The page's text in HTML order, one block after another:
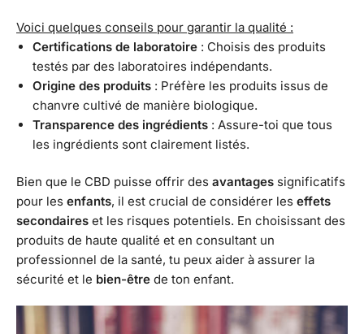
Voici quelques conseils pour garantir la qualité :
Certifications de laboratoire : Choisis des produits
testés par des laboratoires indépendants.
Origine des produits : Préfère les produits issus de
chanvre cultivé de manière biologique.
Transparence des ingrédients : Assure-toi que tous
les ingrédients sont clairement listés.
Bien que le CBD puisse offrir des avantages significatifs
pour les enfants, il est crucial de considérer les effets
secondaires et les risques potentiels. En choisissant des
produits de haute qualité et en consultant un
professionnel de la santé, tu peux aider à assurer la
sécurité et le bien-être de ton enfant.